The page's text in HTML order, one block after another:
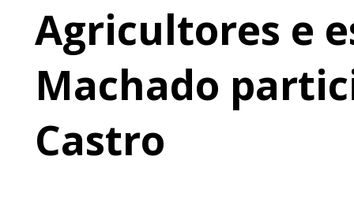
Agricultores e
Machado
Castro